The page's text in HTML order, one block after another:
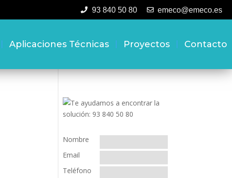
93 840 50 80 emeco@emeco.es
Aplicaciones Técnicas Proyectos Contacto
Nombre
Email
Teléfono